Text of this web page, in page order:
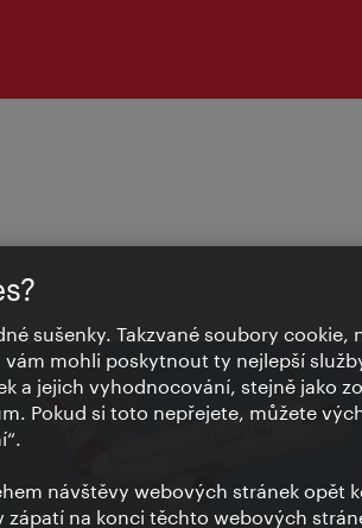
sušenky. Takzvané soubory cookie,
mohli poskytnout ty nejlepší
a jejich vyhodnocování, stejně jako
Pokud si toto nepřejete, můžete
návštěvy webových stránek opět
zápatí na konci těchto webových